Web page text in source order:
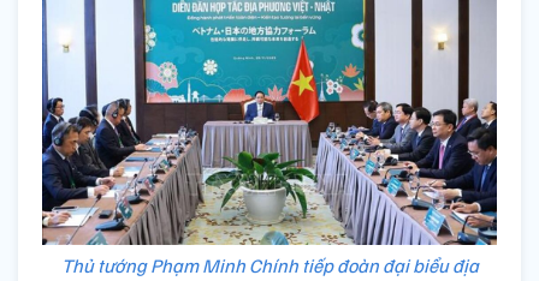
Thủ tướng Phạm Minh Chính tiếp đoàn đại biểu địa